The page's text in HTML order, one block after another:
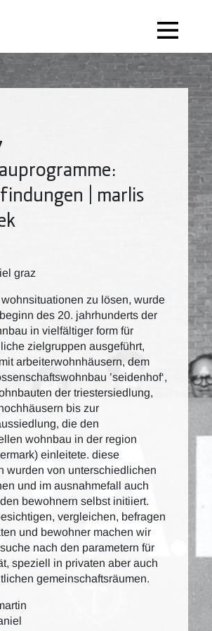
| marlis
graz
zu lösen, wurde
des 20. jahrhunderts der
in vielfältiger form für
zielgruppen ausgeführt,
arbeiterwohnhäusern, dem
’seidenhof‘,
der triestersiedlung,
bis zur
die den
wohnbau in der region
einleitete. diese
wurden von unterschiedlichen
und im ausnahmefall auch
bewohnern selbst initiiert.
vergleichen, befragen
und bewohner machen wir
nach den parametern für
speziell in privaten aber auch
gemeinschaftsräumen.